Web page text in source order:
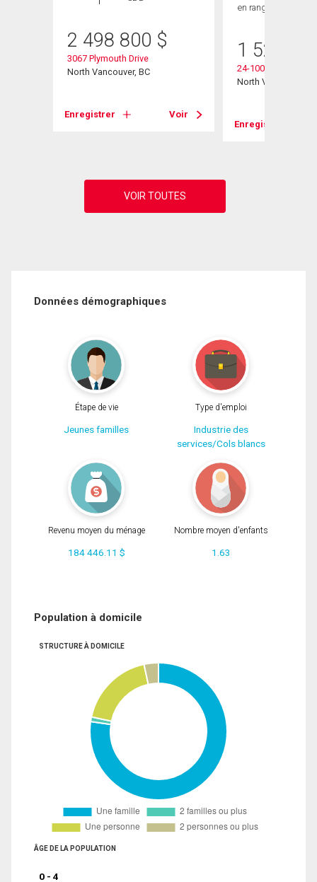
2 498 800 $
3067 Plymouth Drive
North Vancouver, BC
Enregistrer Voir
en rangée
1 529
24-1001
North Vancouver,
Enregistrer
Données démographiques
Étape de vie
Jeunes familles
Type d'emploi
Industrie des
services/Cols blancs
Revenu moyen du ménage
184 446.11 $
Nombre moyen d'enfants
1.63
Population à domicile
STRUCTURE À DOMICILE
ÂGE DE LA POPULATION
0 - 4